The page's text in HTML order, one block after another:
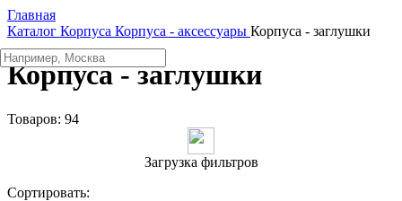
Главная
Каталог Корпуса Корпуса - аксессуары Корпуса - заглушки
Корпуса - заглушки
Товаров: 94
Загрузка фильтров
Сортировать: